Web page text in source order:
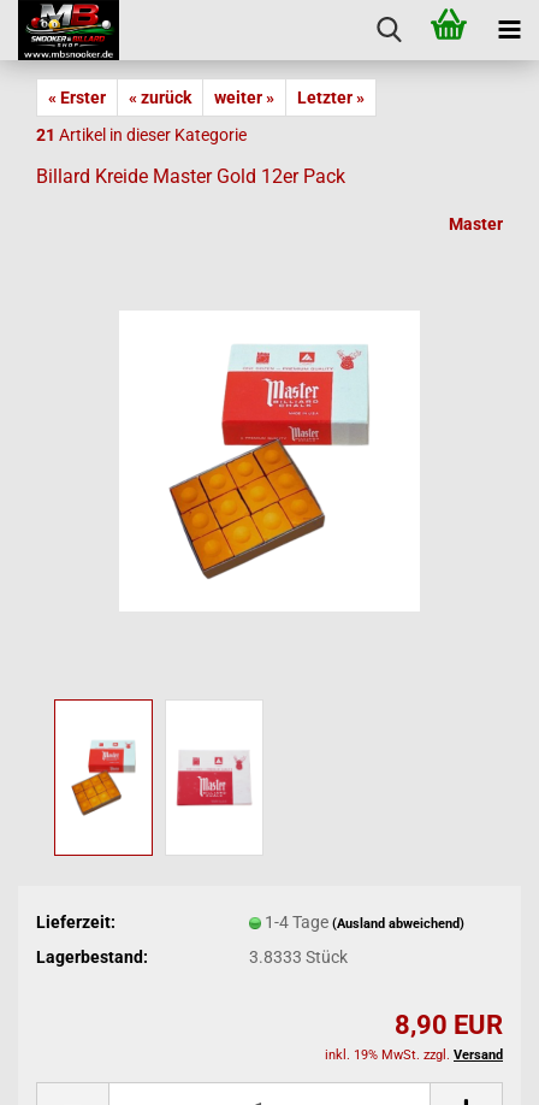
« Erster « zurück weiter »
Letzter »
21 Artikel in dieser Kategorie
Billard Kreide Master Gold 12er Pack
Master
Lieferzeit: 1-4 Tage (Ausland abweichend)
Lagerbestand: 3.8333 Stück
8,90 EUR
inkl. 19% MwSt. zzgl. Versand